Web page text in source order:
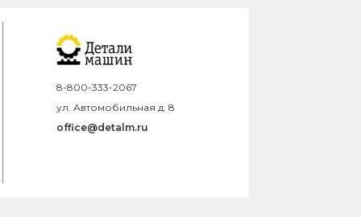
8-800-333-2067
ул. Автомобильная д. 8
office@detalm.ru